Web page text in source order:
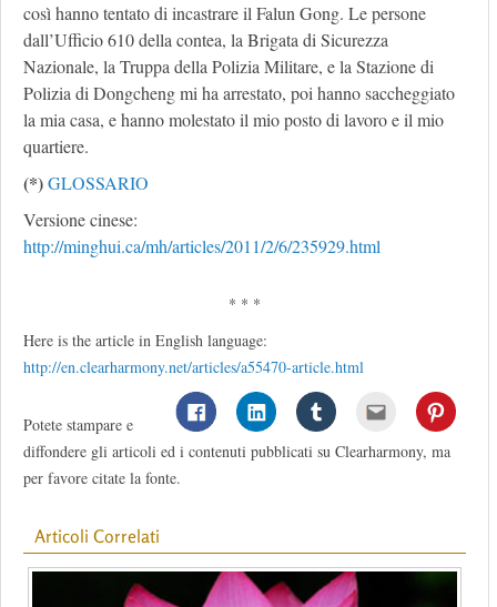
così hanno tentato di incastrare il Falun Gong. Le persone
dall’Ufficio 610 della contea, la Brigata di Sicurezza
Nazionale, la Truppa della Polizia Militare, e la Stazione di
Polizia di Dongcheng mi ha arrestato, poi hanno saccheggiato
la mia casa, e hanno molestato il mio posto di lavoro e il mio
quartiere.
(*)GLOSSARIO
Versione cinese:
http://minghui.ca/mh/articles/2011/2/6/235929.html
* * *
Here is the article in English language:
http://en.clearharmony.net/articles/a55470-article.html
Potete stampare e
diffondere gli articoli ed i contenuti pubblicati su Clearharmony, ma
per favore citate la fonte.
Articoli Correlati